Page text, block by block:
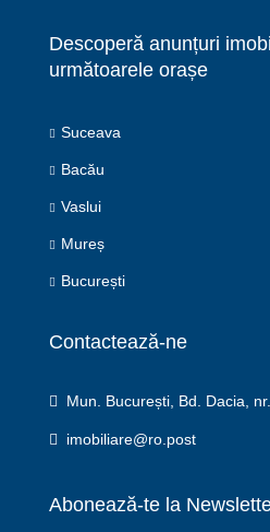
Descoperă anunțuri
următoarele orașe
Suceava
Bacău
Vaslui
Mureș
București
Contactează-ne
Mun. București, Bd. Dacia,
imobiliare@ro.post
Abonează-te la